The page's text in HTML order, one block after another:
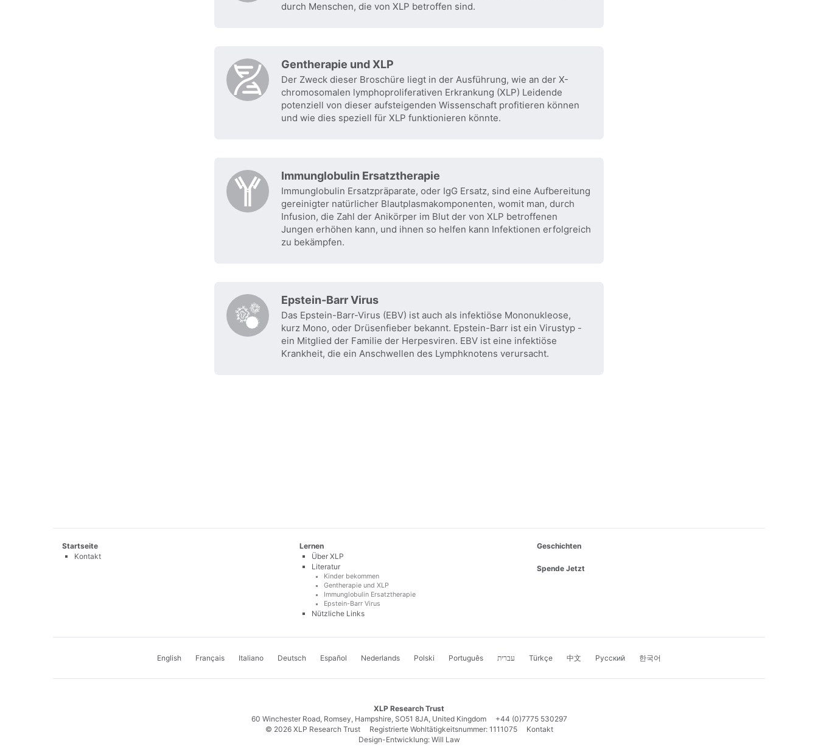
durch Menschen, die von XLP betroffen sind.
Gentherapie und XLP
Der Zweck dieser Broschüre liegt in der Ausführung, wie an der X-
chromosomalen lymphoproliferativen Erkrankung (XLP) Leidende
potenziell von dieser aufsteigenden Wissenschaft profitieren können
und wie dies speziell für XLP funktionieren könnte.
Immunglobulin Ersatztherapie
Immunglobulin Ersatzpräparate, oder IgG Ersatz, sind eine Aufbereitung
gereinigter natürlicher Blautplasmakomponenten, womit man, durch
Infusion, die Zahl der Anikörper im Blut der von XLP betroffenen
Jungen erhöhen kann, und ihnen so helfen kann Infektionen erfolgreich
zu bekämpfen.
Epstein-Barr Virus
Das Epstein-Barr-Virus (EBV) ist auch als infektiöse Mononukleose,
kurz Mono, oder Drüsenfieber bekannt. Epstein-Barr ist ein Virustyp -
ein Mitglied der Familie der Herpesviren. EBV ist eine infektiöse
Krankheit, die ein Anschwellen des Lymphknotens verursacht.
Startseite
Kontakt
Lernen
Über XLP
Literatur
Kinder bekommen
Gentherapie und XLP
Immunglobulin Ersatztherapie
Epstein-Barr Virus
Nützliche Links
Geschichten
Spende Jetzt
English Français Italiano Deutsch Español Nederlands Polski Português עברית Türkçe 中文 Русский 한국어
XLP Research Trust
60 Winchester Road, Romsey, Hampshire, SO51 8JA, United Kingdom +44 (0)7775 530297
© 2026 XLP Research Trust Registrierte Wohltätigkeitsnummer: 1111075 Kontakt
Design-Entwicklung: Will Law